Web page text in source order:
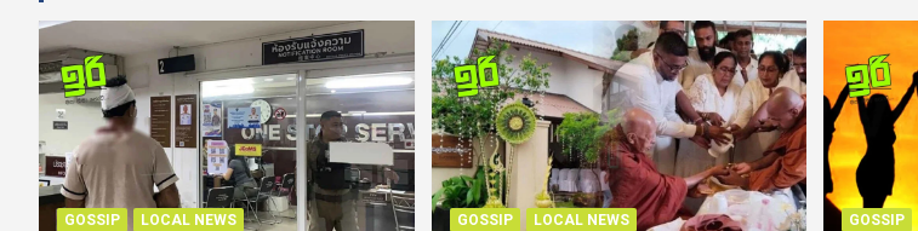
GOSSIP LOCAL NEWS GOSSIP LOCAL NEWS GOSSIP